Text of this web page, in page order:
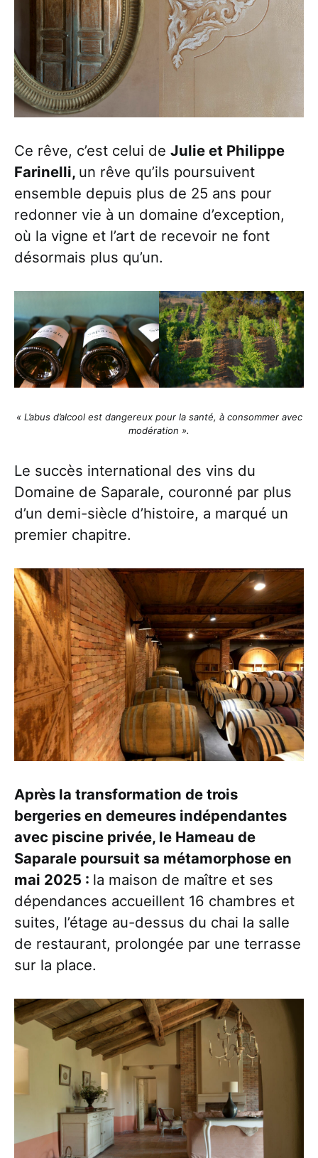
Ce rêve, c’est celui de Julie et Philippe
Farinelli, un rêve qu’ils poursuivent
ensemble depuis plus de 25 ans pour
redonner vie à un domaine d’exception,
où la vigne et l’art de recevoir ne font
désormais plus qu’un.
« L’abus d’alcool est dangereux pour la santé, à consommer avec
modération ».
Le succès international des vins du
Domaine de Saparale, couronné par plus
d’un demi-siècle d’histoire, a marqué un
premier chapitre.
Après la transformation de trois
bergeries en demeures indépendantes
avec piscine privée, le Hameau de
Saparale poursuit sa métamorphose en
mai 2025 : la maison de maître et ses
dépendances accueillent 16 chambres et
suites, l’étage au-dessus du chai la salle
de restaurant, prolongée par une terrasse
sur la place.